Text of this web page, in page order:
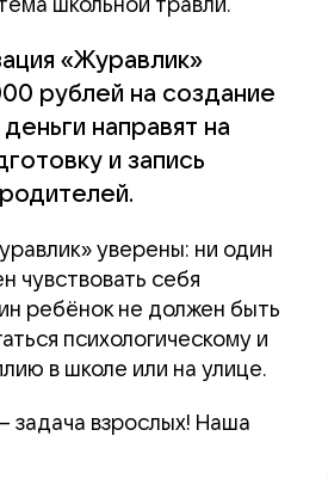
школьной травли.
«Журавлик»
рублей на создание
направят на
и запись
уверены: ни один
чувствовать себя
ребёнок не должен быть
психологическому и
в школе или на улице.
задача взрослых! Наша